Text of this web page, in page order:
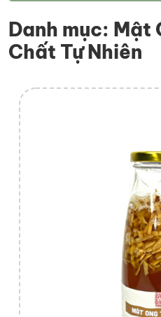
Danh mục: Mật
Chất Tự Nhiên